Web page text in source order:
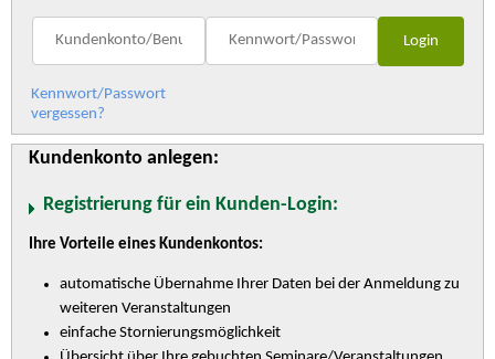
Kennwort/Passwort
vergessen?
Kundenkonto anlegen:
Registrierung für ein Kunden-Login:
Ihre Vorteile eines Kundenkontos:
automatische Übernahme Ihrer Daten bei der Anmeldung zu
weiteren Veranstaltungen
einfache Stornierungsmöglichkeit